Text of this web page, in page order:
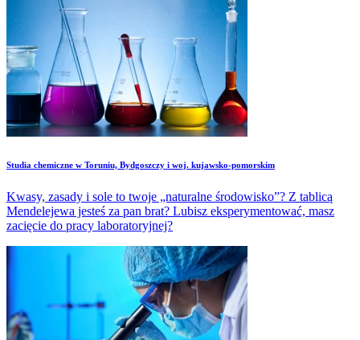
Studia chemiczne w Toruniu, Bydgoszczy i woj. kujawsko-pomorskim
Kwasy, zasady i sole to twoje „naturalne środowisko”? Z tablicą
Mendelejewa jesteś za pan brat? Lubisz eksperymentować, masz
zacięcie do pracy laboratoryjnej?